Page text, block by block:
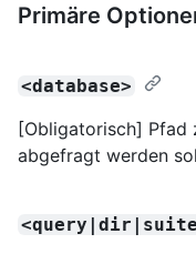
Primäre
<database>
[Obligatorisch] Pfad
abgefragt werden